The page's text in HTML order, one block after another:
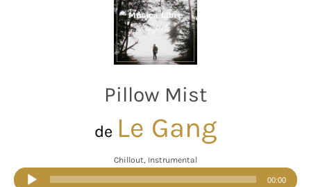
Pillow Mist
de Le Gang
Chillout, Instrumental
Reproductor
00:00